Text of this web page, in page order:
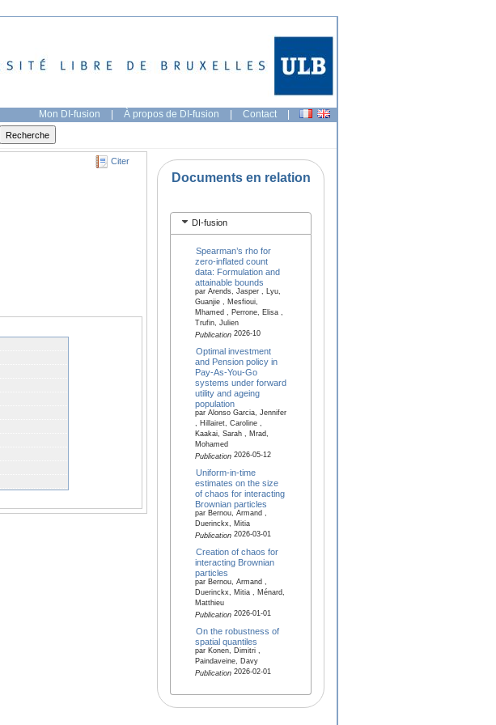
Mon DI-fusion | À propos de DI-fusion | Contact |
Citer
Documents en relation
DI-fusion
Spearman’s rho for
zero-inflated count
data: Formulation and
attainable bounds
par Arends, Jasper , Lyu,
Guanjie , Mesfioui,
Mhamed , Perrone, Elisa ,
Trufin, Julien
Publication2026-10
Optimal investment
and Pension policy in
Pay-As-You-Go
systems under forward
utility and ageing
population
par Alonso Garcia, Jennifer
, Hillairet, Caroline ,
Kaakai, Sarah , Mrad,
Mohamed
Publication2026-05-12
Uniform-in-time
estimates on the size
of chaos for interacting
Brownian particles
par Bernou, Armand ,
Duerinckx, Mitia
Publication2026-03-01
Creation of chaos for
interacting Brownian
particles
par Bernou, Armand ,
Duerinckx, Mitia , Ménard,
Matthieu
Publication2026-01-01
On the robustness of
spatial quantiles
par Konen, Dimitri ,
Paindaveine, Davy
Publication2026-02-01